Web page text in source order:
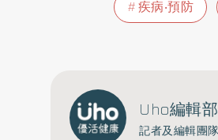
疾病‧預防
Uho編輯部
記者及編輯團隊